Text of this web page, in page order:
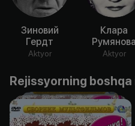
Зиновий
Гердт
Aktyor
Клара
Румянова
Aktyor
Rejissyorning